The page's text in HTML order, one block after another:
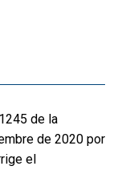
de la
de 2020 por
el